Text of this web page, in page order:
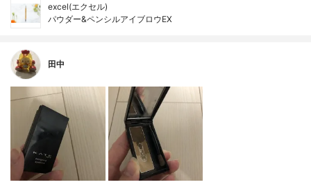
excel(エクセル)
パウダー&ペンシルアイブロウEX
田中